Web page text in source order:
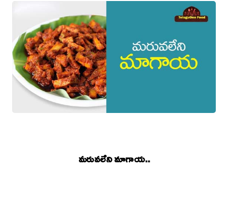
మరువలేని మాగాయ..